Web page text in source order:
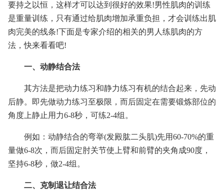
要持之以恒，这样才可以达到很好的效果!男性肌肉的训练
是重量训练，只有通过给肌肉增加承重负担，才会训练出肌
肉完美的线条!下面是专家介绍的相关的男人练肌肉的方
法，快来看看吧!
一、动静结合法
其方法是把动力练习和静力练习有机的结合起来，先动
后静。即先做动力练习至极限，而后固定在需要锻炼部位的
角度上静止用力6-8秒，可练2-4组。
例如：动静结合的弯举(发殿肱二头肌)先用60-70%的重
量做6-8次，而后固定肘关节使上臂和前臂的夹角成90度，
坚持6-8秒，做2-4组。
二、克制退让结合法